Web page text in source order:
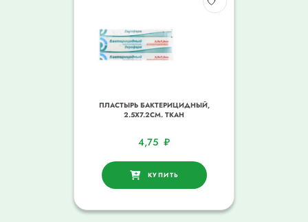
ПЛАСТЫРЬ БАКТЕРИЦИДНЫЙ,
2.5Х7.2СМ. ТКАН
4,75 ₽
КУПИТЬ